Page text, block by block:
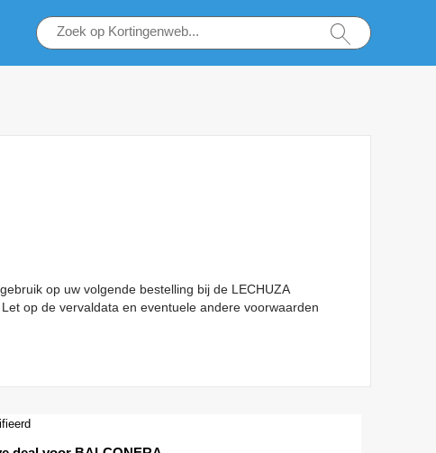
op uw volgende bestelling bij de LECHUZA
op de vervaldata en eventuele andere voorwaarden